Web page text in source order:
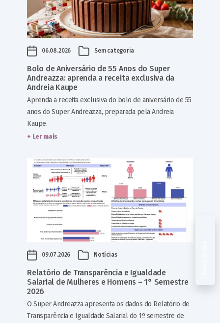
06.08.2026 Sem categoria
Bolo de Aniversário de 55 Anos do Super
Andreazza: aprenda a receita exclusiva da
Andreia Kaupe
Aprenda a receita exclusiva do bolo de aniversário de 55
anos do Super Andreazza, preparada pela Andreia
Kaupe.
+ Ler mais
09.07.2026 Notícias
Relatório de Transparência e Igualdade
Salarial de Mulheres e Homens – 1° Semestre
2026
O Super Andreazza apresenta os dados do Relatório de
Transparência e Igualdade Salarial do 1º semestre de